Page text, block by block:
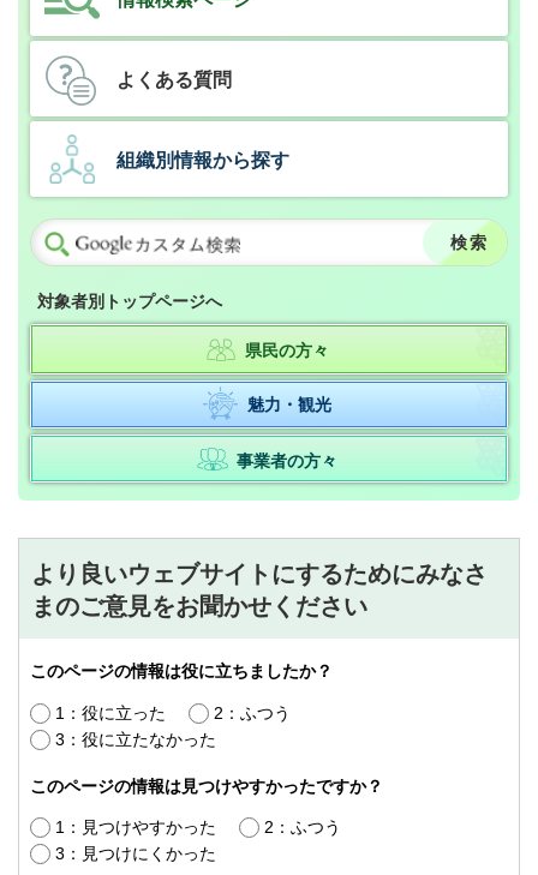
よくある質問
組織別情報から探す
対象者別トップページへ
県民の方々
魅力・観光
事業者の方々
より良いウェブサイトにするためにみなさ
まのご意見をお聞かせください
このページの情報は役に立ちましたか？
1：役に立った
2：ふつう
3：役に立たなかった
このページの情報は見つけやすかったですか？
1：見つけやすかった
2：ふつう
3：見つけにくかった